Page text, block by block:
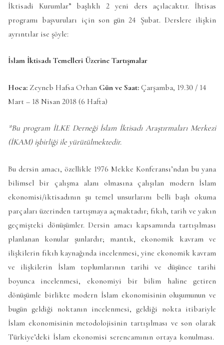
İktisadi Kurumlar” başlıklı 2 yeni ders açılacaktır. İhtisas
programı başvuruları için son gün 24 Şubat. Derslere ilişkin
ayrıntılar ise şöyle:
İslam İktisadı Temelleri Üzerine Tartışmalar
Hoca: Zeyneb Hafsa Orhan Gün ve Saat: Çarşamba, 19.30 / 14
Mart – 18 Nisan 2018 (6 Hafta)
*Bu program İLKE Derneği İslam İktisadı Araştırmaları Merkezi
(İKAM) işbirliği ile yürütülmektedir.
Bu dersin amacı, özellikle 1976 Mekke Konferansı’ndan bu yana
bilimsel bir çalışma alanı olmasına çalışılan modern İslam
ekonomisi/iktisadının şu temel unsurlarını belli başlı okuma
parçaları üzerinden tartışmaya açmaktadır; fıkıh, tarih ve yakın
geçmişteki dönüşümler. Dersin amacı kapsamında tartışılması
planlanan konular şunlardır; mantık, ekonomik kavram ve
ilişkilerin fıkıh kaynağında incelenmesi, yine ekonomik kavram
ve ilişkilerin İslam toplumlarının tarihi ve düşünce tarihi
boyunca incelenmesi, ekonomiyi bir bilim haline getiren
dönüşümle birlikte modern İslam ekonomisinin oluşumunun ve
bugün geldiği noktanın incelenmesi, geldiği nokta itibariyle
İslam ekonomisinin metodolojisinin tartışılması ve son olarak
Türkiye’deki İslam ekonomisi serencamının ortaya konulması.